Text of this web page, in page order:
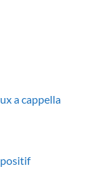
a cappella